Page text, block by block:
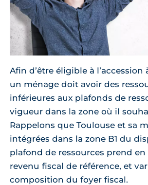
Afin d’être éligible à l’accession
un ménage doit avoir des
inférieures aux plafonds de
vigueur dans la zone où il
Rappelons que Toulouse et sa
intégrées dans la zone B1 du
plafond de ressources prend
revenu fiscal de référence, et
composition du foyer fiscal.